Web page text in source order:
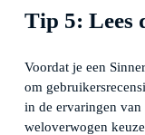
Tip 5: Lees
Voordat je een
om
in de ervaringen van
weloverwogen